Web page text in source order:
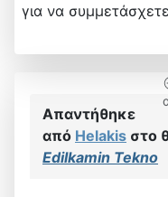
για να
Απαντήθηκε
από Helakis στο
Edilkamin Tekno